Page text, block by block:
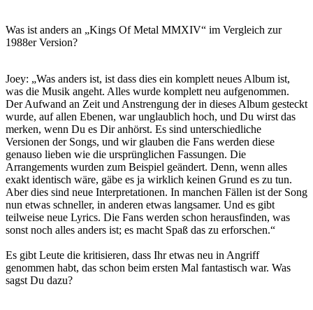
Was ist anders an „Kings Of Metal MMXIV“ im Vergleich zur
1988er Version?
Joey: „Was anders ist, ist dass dies ein komplett neues Album ist,
was die Musik angeht. Alles wurde komplett neu aufgenommen.
Der Aufwand an Zeit und Anstrengung der in dieses Album gesteckt
wurde, auf allen Ebenen, war unglaublich hoch, und Du wirst das
merken, wenn Du es Dir anhörst. Es sind unterschiedliche
Versionen der Songs, und wir glauben die Fans werden diese
genauso lieben wie die ursprünglichen Fassungen. Die
Arrangements wurden zum Beispiel geändert. Denn, wenn alles
exakt identisch wäre, gäbe es ja wirklich keinen Grund es zu tun.
Aber dies sind neue Interpretationen. In manchen Fällen ist der Song
nun etwas schneller, in anderen etwas langsamer. Und es gibt
teilweise neue Lyrics. Die Fans werden schon herausfinden, was
sonst noch alles anders ist; es macht Spaß das zu erforschen.“
Es gibt Leute die kritisieren, dass Ihr etwas neu in Angriff
genommen habt, das schon beim ersten Mal fantastisch war. Was
sagst Du dazu?